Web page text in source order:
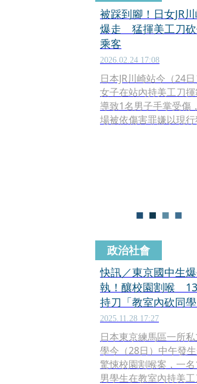
被踩到腳！日女JR
爆走 猛揮美工刀砍
乘客
2026.02.24 17:08
日本JR川崎站今（24
女子在站內持美工刀揮
導致1名男子手掌受傷
場被依傷害罪嫌以現行
政治社會
快訊／東京國中生
執！釀校園割喉
持刀「教室內砍同學
2025.11.28 17:27
日本東京練馬區一所私
學今（28日）中午發
驚悚校園割喉案，一
男學生在教室內持美工